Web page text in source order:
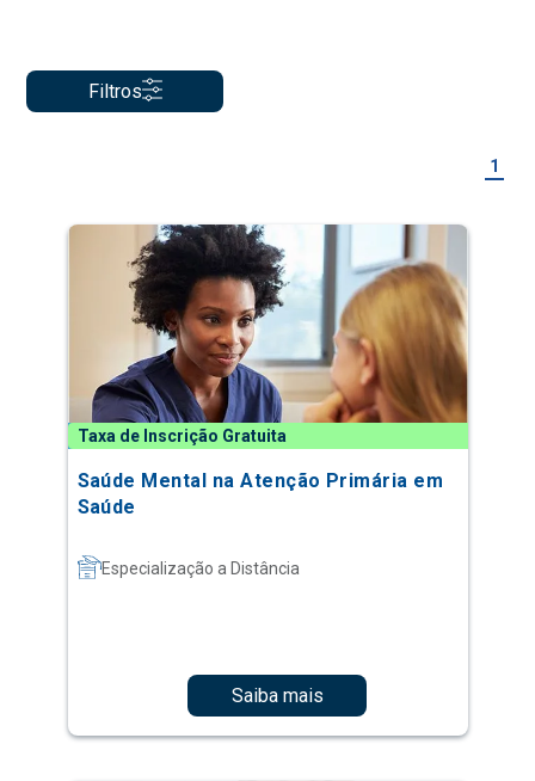
Filtros
1
Taxa de Inscrição Gratuita
Saúde Mental na Atenção Primária em
Saúde
Especialização a Distância
Saiba mais